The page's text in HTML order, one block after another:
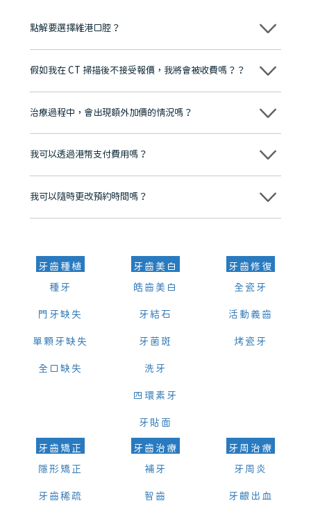
點解要選擇維港口腔？
維港口腔踐行「醫道濟世」的大學校訓，各分院匯聚來自香港、內地的
牌」、「2025香港企業領袖品牌」，是諾貝爾種植系統全球放心植牙中
至今已服務超過三十個國家和地區的顧客，受到粵港澳大灣區及周邊城
市市民極高的口碑評價及信任推薦 珠海、深圳設有八大分院，香港亦設
有咨詢及服務保障中心，有任何問題都可以隨時預約免費咨詢，讓人十
假如我在 CT 掃描後不接受報價，我將會被收費嗎？？
不會！只要未開始實際服務之前，你不會被收取任何費用。
治療過程中，會出現額外加價的情況嗎？
不會，治療前我們會詳細說明治療方案及對應的價錢，顧客同意並簽字
我可以透過港幣支付費用嗎？
可以。維港口腔會按照當日匯率轉算收取費用，而匯率會及時告知客人
我可以隨時更改預約時間嗎？
可以，請盡早通過wechat或whatsapp聯絡我們，告知我們你原本預約
牙齒種植
種牙
門牙缺失
單顆牙缺失
全口缺失
牙齒美白
皓齒美白
牙結石
牙菌斑
洗牙
四環素牙
牙貼面
牙齒修復
全瓷牙
活動義齒
烤瓷牙
牙齒矯正
隱形矯正
牙齒稀疏
牙齒治療
補牙
智齒
牙周治療
牙周炎
牙齦出血